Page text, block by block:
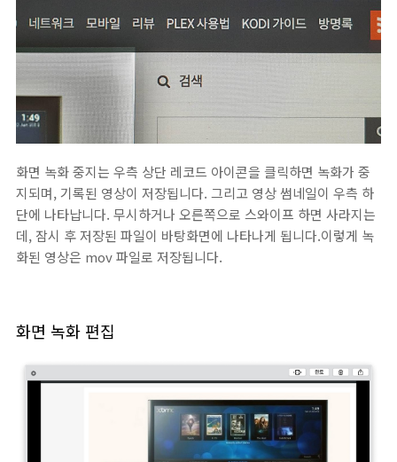
화면 녹화 중지는 우측 상단 레코드 아이콘을 클릭하면 녹화가 중
지되며, 기록된 영상이 저장됩니다. 그리고 영상 썸네일이 우측 하
단에 나타납니다. 무시하거나 오른쪽으로 스와이프 하면 사라지는
데, 잠시 후 저장된 파일이 바탕화면에 나타나게 됩니다.이렇게 녹
화된 영상은 mov 파일로 저장됩니다.
화면 녹화 편집